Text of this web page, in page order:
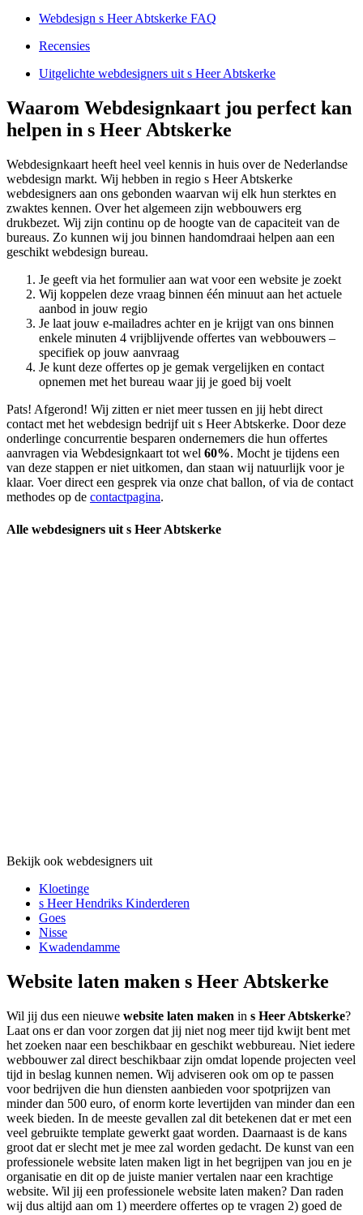
Webdesign s Heer Abtskerke FAQ
Recensies
Uitgelichte webdesigners uit s Heer Abtskerke
Waarom Webdesignkaart jou perfect kan
helpen in s Heer Abtskerke
Webdesignkaart heeft heel veel kennis in huis over de Nederlandse
webdesign markt. Wij hebben in regio s Heer Abtskerke
webdesigners aan ons gebonden waarvan wij elk hun sterktes en
zwaktes kennen. Over het algemeen zijn webbouwers erg
drukbezet. Wij zijn continu op de hoogte van de capaciteit van de
bureaus. Zo kunnen wij jou binnen handomdraai helpen aan een
geschikt webdesign bureau.
Je geeft via het formulier aan wat voor een website je zoekt
Wij koppelen deze vraag binnen één minuut aan het actuele
aanbod in jouw regio
Je laat jouw e-mailadres achter en je krijgt van ons binnen
enkele minuten 4 vrijblijvende offertes van webbouwers –
specifiek op jouw aanvraag
Je kunt deze offertes op je gemak vergelijken en contact
opnemen met het bureau waar jij je goed bij voelt
Pats! Afgerond! Wij zitten er niet meer tussen en jij hebt direct
contact met het webdesign bedrijf uit s Heer Abtskerke. Door deze
onderlinge concurrentie besparen ondernemers die hun offertes
aanvragen via Webdesignkaart tot wel 60%. Mocht je tijdens een
van deze stappen er niet uitkomen, dan staan wij natuurlijk voor je
klaar. Voer direct een gesprek via onze chat ballon, of via de contact
methodes op de contactpagina.
Alle webdesigners uit s Heer Abtskerke
Bekijk ook webdesigners uit
Kloetinge
s Heer Hendriks Kinderderen
Goes
Nisse
Kwadendamme
Website laten maken s Heer Abtskerke
Wil jij dus een nieuwe website laten maken in s Heer Abtskerke?
Laat ons er dan voor zorgen dat jij niet nog meer tijd kwijt bent met
het zoeken naar een beschikbaar en geschikt webbureau. Niet iedere
webbouwer zal direct beschikbaar zijn omdat lopende projecten veel
tijd in beslag kunnen nemen. Wij adviseren ook om op te passen
voor bedrijven die hun diensten aanbieden voor spotprijzen van
minder dan 500 euro, of enorm korte levertijden van minder dan een
week bieden. In de meeste gevallen zal dit betekenen dat er met een
veel gebruikte template gewerkt gaat worden. Daarnaast is de kans
groot dat er slecht met je mee zal worden gedacht. De kunst van een
professionele website laten maken ligt in het begrijpen van jou en je
organisatie en dit op de juiste manier vertalen naar een krachtige
website. Wil jij een professionele website laten maken? Dan raden
wij dus altijd aan om 1) meerdere offertes op te vragen 2) goed de